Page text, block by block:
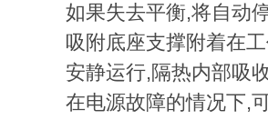
如果失去平衡,将自动
吸附底座支撑附着在
安静运行,隔热内部吸
在电源故障的情况下,